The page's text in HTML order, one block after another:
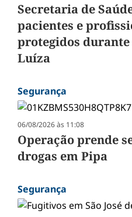
Secretaria de
pacientes e
protegidos
Luíza
Segurança
06/08/2026 às 11:08
Operação prende
drogas em Pipa
Segurança